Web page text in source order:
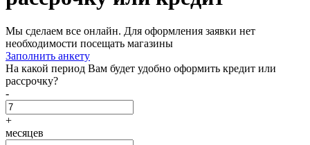
Мы сделаем все онлайн. Для оформления заявки нет
необходимости посещать магазины
Заполнить анкету
На какой период Вам будет удобно оформить кредит или
рассрочку?
-
+
месяцев